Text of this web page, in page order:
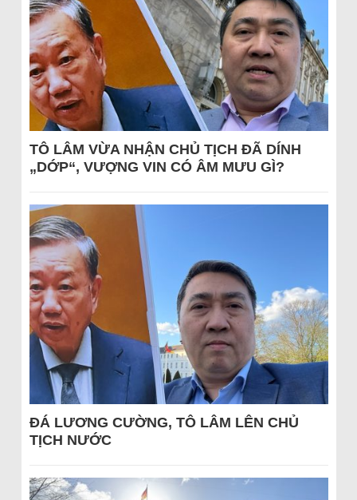
TÔ LÂM VỪA NHẬN CHỦ TỊCH ĐÃ DÍNH
„DỚP“, VƯỢNG VIN CÓ ÂM MƯU GÌ?
ĐÁ LƯƠNG CƯỜNG, TÔ LÂM LÊN CHỦ
TỊCH NƯỚC